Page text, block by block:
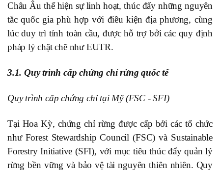
Châu Âu thể hiện sự linh hoạt, thúc đẩy những nguyên
tắc quốc gia phù hợp với điều kiện địa phương, cùng
lúc duy trì tính toàn cầu, được hỗ trợ bởi các quy định
pháp lý chặt chẽ như EUTR.
3.1. Quy trình cấp chứng chỉ rừng quốc tế
Quy trình cấp chứng chỉ tại Mỹ (FSC - SFI)
Tại Hoa Kỳ, chứng chỉ rừng được cấp bởi các tổ chức
như Forest Stewardship Council (FSC) và Sustainable
Forestry Initiative (SFI), với mục tiêu thúc đẩy quản lý
rừng bền vững và bảo vệ tài nguyên thiên nhiên. Quy